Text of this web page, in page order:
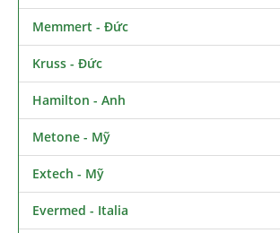
Memmert - Đức
Kruss - Đức
Hamilton - Anh
Metone - Mỹ
Extech - Mỹ
Evermed - Italia